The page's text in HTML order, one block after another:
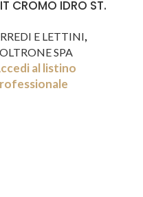
CROMO IDRO ST.
E LETTINI,
SPA
al listino